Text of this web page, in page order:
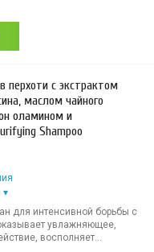
перхоти с экстрактом
маслом чайного
оламином и
Shampoo
для интенсивной борьбы с
увлажняющее,
восполняет...